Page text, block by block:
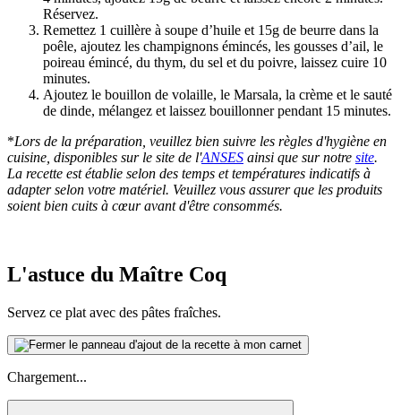
Réservez.
Remettez 1 cuillère à soupe d’huile et 15g de beurre dans la
poêle, ajoutez les champignons émincés, les gousses d’ail, le
poireau émincé, du thym, du sel et du poivre, laissez cuire 10
minutes.
Ajoutez le bouillon de volaille, le Marsala, la crème et le sauté
de dinde, mélangez et laissez bouillonner pendant 15 minutes.
*Lors de la préparation, veuillez bien suivre les règles d'hygiène en
cuisine, disponibles sur le site de l'ANSES ainsi que sur notre site.
La recette est établie selon des temps et températures indicatifs à
adapter selon votre matériel. Veuillez vous assurer que les produits
soient bien cuits à cœur avant d'être consommés.
L'astuce du Maître Coq
Servez ce plat avec des pâtes fraîches.
Chargement...